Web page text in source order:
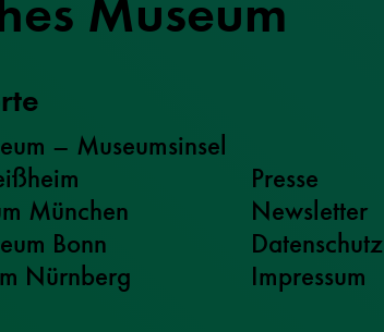
– Museumsinsel
München
Bonn
Nürnberg
Presse
Newsletter
Datenschutz
Impressum